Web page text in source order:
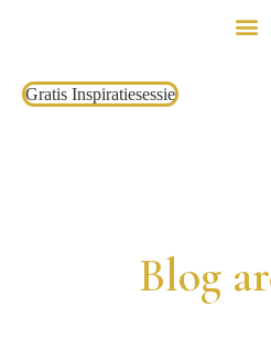
Gratis Inspiratiesessie
Blog